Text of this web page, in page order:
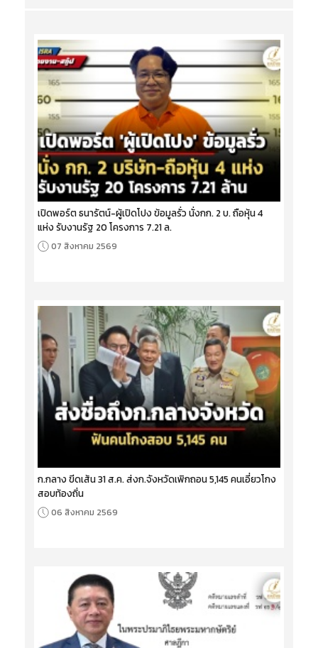
เปิดพอร์ต ธนารัตน์-ผู้เปิดโปง ข้อมูลรั่ว นั่งกก. 2 บ. ถือหุ้น 4
แห่ง รับงานรัฐ 20 โครงการ 7.21 ล.
07 สิงหาคม 2569
ก.กลาง ขีดเส้น 31 ส.ค. ส่งก.จังหวัดเพิกถอน 5,145 คนเอี่ยวโกง
สอบท้องถิ่น
06 สิงหาคม 2569